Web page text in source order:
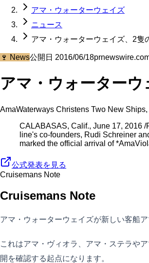
アマ・ウォーターウェイズ
ニュース
アマ・ウォーターウェイズ、2隻
🍷 News公開日 2016/06/18
アマ・ウォーター
AmaWaterways Christens Two New
CALABASAS, Calif., June 17, 2016
line's co-founders, Rudi Schreiner
marked the official arrival of
公式発表を見る
Cruisemans Note
Cruisemans Note
アマ・ウォーターウェイズが新しい客船
これはアマ・ヴィオラ、アマ・ステラや
開を確認する起点になります。